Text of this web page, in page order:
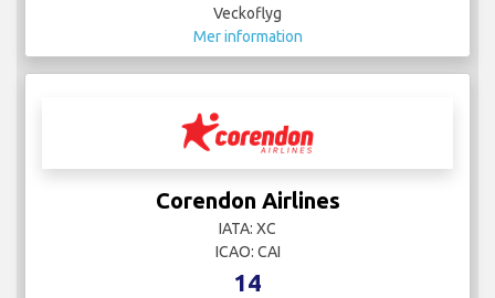
Veckoflyg
Mer information
Corendon Airlines
IATA: XC
ICAO: CAI
14